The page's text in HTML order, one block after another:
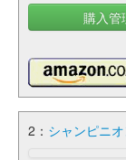
購入管
2： シャンピニ